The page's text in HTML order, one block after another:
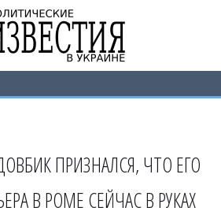
ПРИЗНАЛСЯ, ЧТО ЕГО
В РОМЕ СЕЙЧАС В РУКАХ